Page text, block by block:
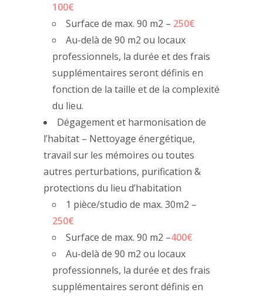
100€
Surface de max. 90 m2 – 250€
Au-delà de 90 m2 ou locaux
professionnels, la durée et des frais
supplémentaires seront définis en
fonction de la taille et de la complexité
du lieu.
Dégagement et harmonisation de
l’habitat – Nettoyage énergétique,
travail sur les mémoires ou toutes
autres perturbations, purification &
protections du lieu d’habitation
1 pièce/studio de max. 30m2 –
250€
Surface de max. 90 m2 –400€
Au-delà de 90 m2 ou locaux
professionnels, la durée et des frais
supplémentaires seront définis en